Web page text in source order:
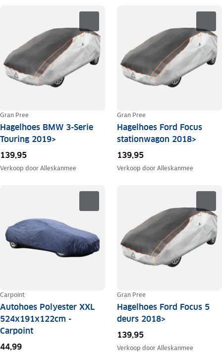
Gran Pree
Hagelhoes BMW 3-Serie
Touring 2019>
139,95
Verkoop doorAlleskanmee
Gran Pree
Hagelhoes Ford Focus
stationwagon 2018>
139,95
Verkoop doorAlleskanmee
Carpoint
Autohoes Polyester XXL
524x191x122cm -
Carpoint
44,99
Gran Pree
Hagelhoes Ford Focus 5
deurs 2018>
139,95
Verkoop doorAlleskanmee